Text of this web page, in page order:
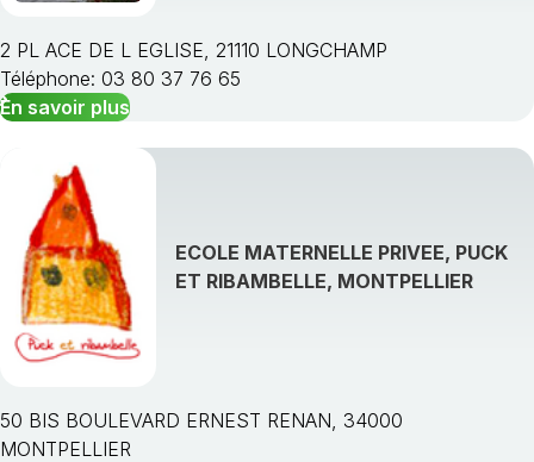
2 PL ACE DE L EGLISE, 21110 LONGCHAMP
Téléphone: 03 80 37 76 65
En savoir plus
ECOLE MATERNELLE PRIVEE, PUCK
ET RIBAMBELLE, MONTPELLIER
50 BIS BOULEVARD ERNEST RENAN, 34000
MONTPELLIER